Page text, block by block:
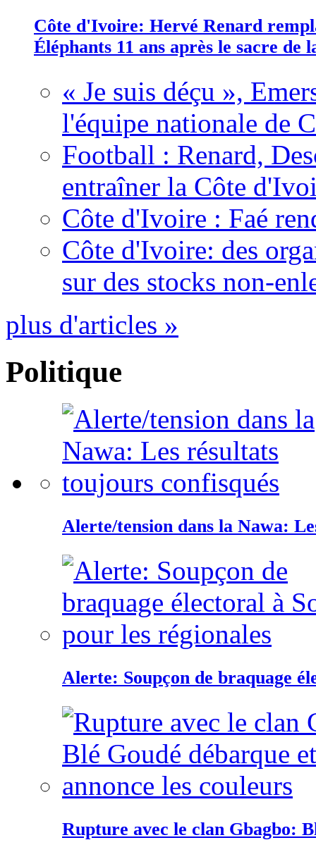
Côte d'Ivoire: Hervé Renard
Éléphants 11 ans après le sacre de
« Je suis déçu »,
l'équipe nationale de
Football : Renard,
entraîner la Côte
Côte d'Ivoire : Faé
Côte d'Ivoire: des
sur des stocks non-
plus d'articles »
Politique
Alerte/tension dans la Nawa:
Alerte: Soupçon de braquage
Rupture avec le clan Gbagbo: